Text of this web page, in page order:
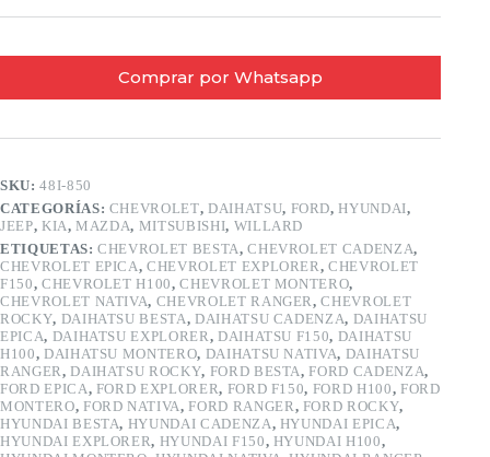
Comprar por Whatsapp
SKU:48I-850
CATEGORÍAS: CHEVROLET, DAIHATSU, FORD,HYUNDAI,
JEEP, KIA,MAZDA, MITSUBISHI, WILLARD
ETIQUETAS:CHEVROLET BESTA,CHEVROLET CADENZA,
CHEVROLET EPICA,CHEVROLET EXPLORER ,CHEVROLET
F150, CHEVROLET H100,CHEVROLET MONTERO,
CHEVROLET NATIVA, CHEVROLET RANGER,CHEVROLET
ROCKY, DAIHATSU BESTA, DAIHATSU CADENZA, DAIHATSU
EPICA, DAIHATSU EXPLORER , DAIHATSU F150, DAIHATSU
H100, DAIHATSU MONTERO, DAIHATSU NATIVA, DAIHATSU
RANGER ,DAIHATSU ROCKY, FORD BESTA,FORD CADENZA,
FORD EPICA, FORD EXPLORER, FORD F150, FORD H100, FORD
MONTERO, FORD NATIVA,FORD RANGER , FORD ROCKY,
HYUNDAI BESTA, HYUNDAI CADENZA, HYUNDAI EPICA,
HYUNDAI EXPLORER, HYUNDAI F150, HYUNDAI H100,